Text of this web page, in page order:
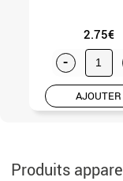
2.75€
-
AJOUTER
Produits